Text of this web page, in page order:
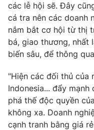
các lễ hội sẽ. Đây
cá tra nên các doanh
nắm bắt cơ hội từ thị
bá, giao thương, nhất
biến sâu, để thông
"Hiện các đối thủ của
Indonesia... đẩy
phá thế độc quyền
không xa. Doanh
cạnh tranh bằng giá